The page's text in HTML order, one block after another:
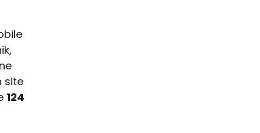
site
124